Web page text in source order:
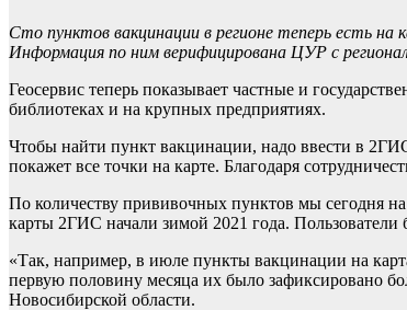
Сто пунктов вакцинации в регионе теперь есть
Информация по ним верифицирована ЦУР с
Геосервис теперь показывает частные и
библиотеках и на крупных предприятиях.
Чтобы найти пункт вакцинации, надо ввести в
покажет все точки на карте. Благодаря
По количеству прививочных пунктов мы сегодня
карты 2ГИС начали зимой 2021 года. Пользователи
«Так, например, в июле пункты вакцинации на
первую половину месяца их было зафиксировано
Новосибирской области.